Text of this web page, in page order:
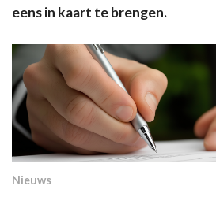
eens in kaart te brengen.
Nieuws